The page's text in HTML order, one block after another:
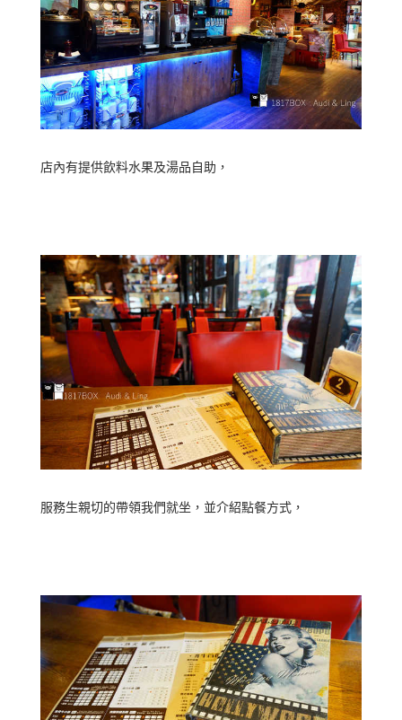
店內有提供飲料水果及湯品自助，
服務生親切的帶領我們就坐，並介紹點餐方式，